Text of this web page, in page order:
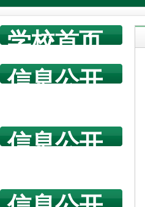
学校首页
信息公开
信息公开